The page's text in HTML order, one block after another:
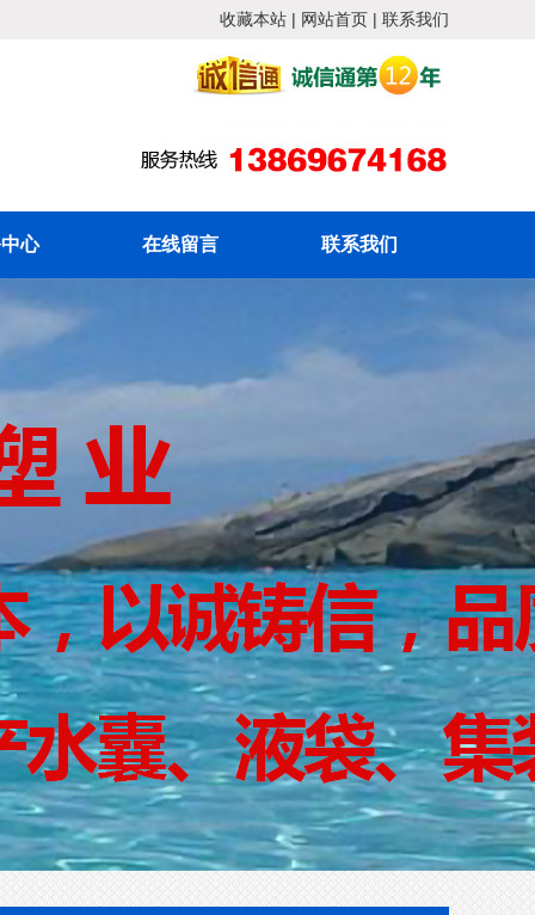
收藏本站 | 网站首页 | 联系我们
心 在线留言 联系我们
消防移动水池
支架水池